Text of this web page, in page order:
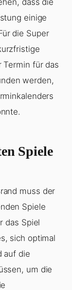
dass die
einige
die Super
Termin für das
werden,
Spiele
muss der
Spiele
das Spiel
sich optimal
auf die
um die